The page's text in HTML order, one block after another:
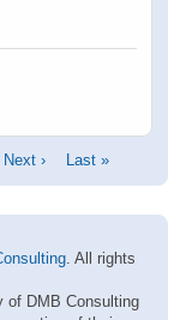
Next
page
Next ›
Last
page
Last »
. All rights
of DMB Consulting